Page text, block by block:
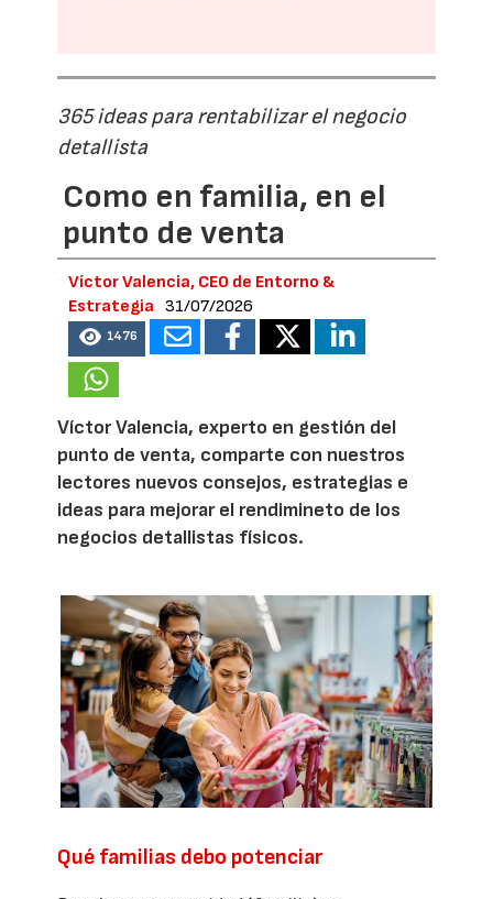
365 ideas para rentabilizar el negocio
detallista
Como en familia, en el
punto de venta
Víctor Valencia, CEO de Entorno &
Estrategia
31/07/2026
1476
Víctor Valencia, experto en gestión del
punto de venta, comparte con nuestros
lectores nuevos consejos, estrategias e
ideas para mejorar el rendimineto de los
negocios detallistas físicos.
Qué familias debo potenciar